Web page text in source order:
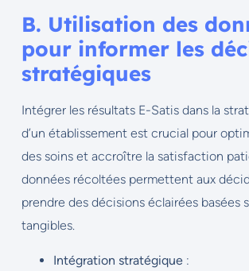
B. Utilisation des
pour informer les
stratégiques
Intégrer les résultats E-Satis dans la
d’un établissement est crucial pour
des soins et accroître la satisfaction
données récoltées permettent aux
prendre des décisions éclairées basées
tangibles.
Intégration stratégique: